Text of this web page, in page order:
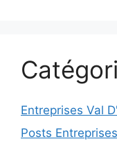
Entreprises Val
Posts